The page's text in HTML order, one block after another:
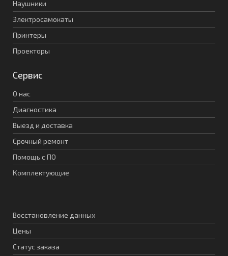
Наушники
Электросамокаты
Принтеры
Проекторы
Сервис
О нас
Диагностика
Выезд и доставка
Срочный ремонт
Помощь с ПО
Комплектующие
Восстановление данных
Цены
Статус заказа